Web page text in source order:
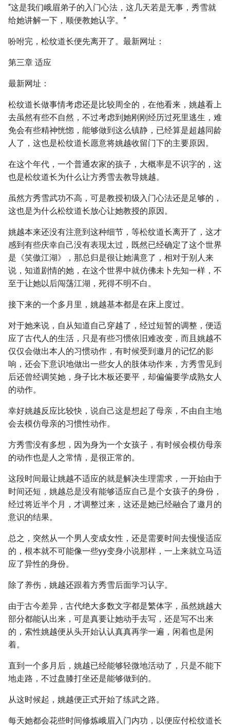
“这是我们峨眉弟子的入门心法，这几天若是无事，秀雪就
给她讲解一下，顺便教她认字。”
吩咐完，松纹道长便先离开了。最新网址：
第三章 适应
最新网址：
松纹道长做事情考虑还是比较周全的，在他看来，姚越看上
去虽然有些不自然，不过考虑到她刚刚经历过死里逃生，难
免会有些精神恍惚，能够做到这么镇静，已经算是超越同龄
人了，这也是松纹道长愿意将姚越收留门下的主要原因。
在这个年代，一个普通农家的孩子，大概率是不识字的，这
也是松纹道长为什么让方秀雪去教导姚越。
虽然方秀雪武功不高，可是教授初级入门心法还是足够的，
这也是为什么松纹道长放心让她教授的原因。
姚越本来还没有注意到这种细节，等松纹道长离开了，这才
感到有些庆幸自己没有表现太过，既然已经确定了这个世界
是《笑傲江湖》，那总归是很让她满意了，相对于别人来
说，知道剧情的她，在这个世界中就仿佛未卜先知一样，不
至于让她以后闯荡江湖，死得不明不白。
接下来的一个多月里，姚越基本都是在床上度过。
对于她来说，自从知道自己穿越了，经过短暂的调整，便适
应了古代人的生活，只是有些习惯依旧难改变，而且姚越不
仅仅会做出本人的习惯动作，有时候受到邀月的记忆的影
响，还会下意识地做出一些女人的肢体动作来，方秀雪见到
后还曾经调笑她，身子比木板还要平，却偏偏要学成熟女人
的动作。
幸好姚越反应比较快，说自己这是想起了母亲，不由自主地
会去模仿母亲的习惯性动作。
方秀雪没有多想，因为身为一个女孩子，有时候会模仿母亲
的动作也是人之常情，是很正常的。
这段时间最让姚越不适应的就是解决生理需求，一开始由于
时间还短，姚越总是没有能够适应自己是个女孩子的身份，
经过将近半个月，才调整过来，这还是她已经融合了邀月的
意识的结果。
总之，突然从一个男人变成女性，还是需要时间去慢慢适应
的，根本就不可能像一些yy变身小说那样，一上来就立马适
应了异性的身份。
除了养伤，姚越还跟着方秀雪后面学习认字。
由于古今差异，古代绝大多数文字都是繁体字，虽然姚越大
部分都能认出来，可是真要让她动手去写，还是写不出来
的，索性姚越便从头开始认认真真再学一遍，闲着也是闲
着。
直到一个多月后，姚越已经能够轻微地活动了，只是不能下
地走路，不过盘膝打坐还是能够做到的。
从这时候起，姚越便正式开始了练武之路。
每天她都会花些时间修炼峨眉入门内功，以便应付松纹道长